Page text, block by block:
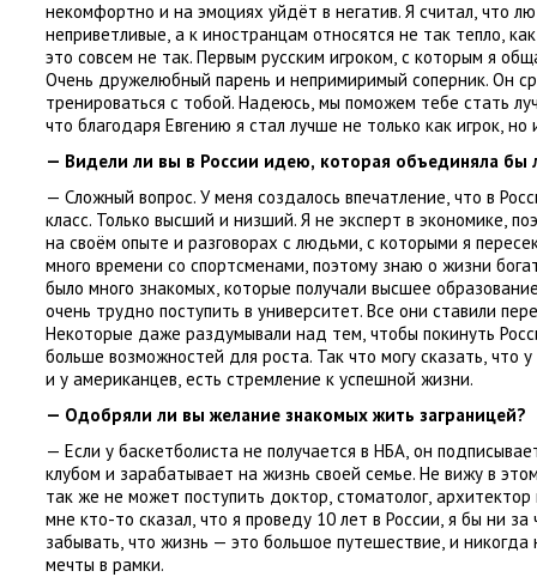
некомфортно и на эмоциях уйдёт в негатив. Я считал, что
неприветливые, а к иностранцам относятся не так тепло,
это совсем не так. Первым русским игроком, с которым я
Очень дружелюбный парень и непримиримый соперник. Он
тренироваться с тобой. Надеюсь, мы поможем тебе стать
что благодаря Евгению я стал лучше не только как игрок, но
— Видели ли вы в России идею, которая объединяла бы
— Сложный вопрос. У меня создалось впечатление, что в
класс. Только высший и низший. Я не эксперт в экономике,
на своём опыте и разговорах с людьми, с которыми я
много времени со спортсменами, поэтому знаю о жизни
было много знакомых, которые получали высшее
очень трудно поступить в университет. Все они ставили
Некоторые даже раздумывали над тем, чтобы покинуть
больше возможностей для роста. Так что могу сказать, что у
и у американцев, есть стремление к успешной жизни.
— Одобряли ли вы желание знакомых жить заграницей?
— Если у баскетболиста не получается в НБА, он
клубом и зарабатывает на жизнь своей семье. Не вижу в
так же не может поступить доктор, стоматолог, архитектор
мне кто-то сказал, что я проведу 10 лет в России, я бы ни за
забывать, что жизнь — это большое путешествие, и никогда
мечты в рамки.